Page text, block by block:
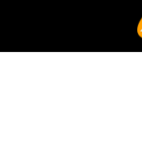
contenuto